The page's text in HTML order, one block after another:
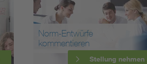
Norm-Entwürfe
kommentieren
Stellung nehmen